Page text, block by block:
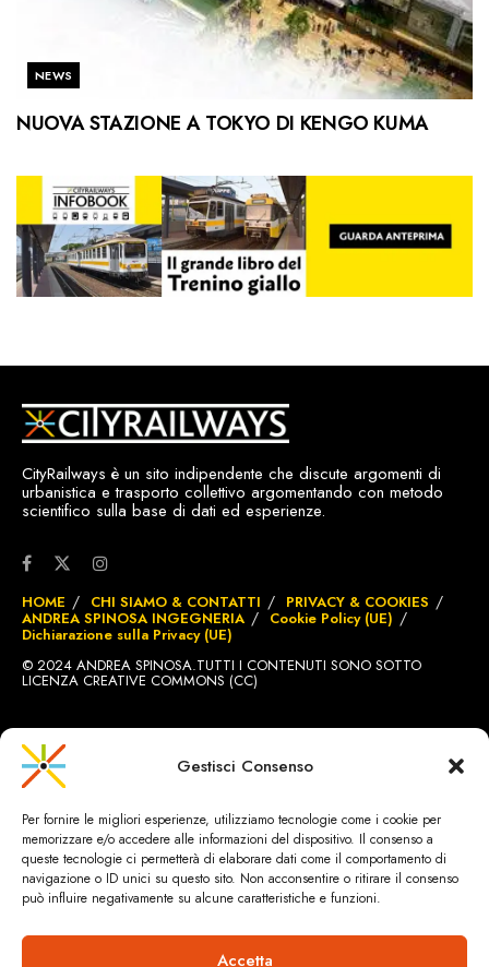
Gestisci Consenso
Per fornire le migliori esperienze, utilizziamo tecnologie come i cookie per
memorizzare e/o accedere alle informazioni del dispositivo. Il consenso a
queste tecnologie ci permetterà di elaborare dati come il comportamento di
navigazione o ID unici su questo sito. Non acconsentire o ritirare il consenso
può influire negativamente su alcune caratteristiche e funzioni.
Accetta
NEWS
NUOVA STAZIONE A TOKYO DI KENGO KUMA
CityRailways è un sito indipendente che discute argomenti di
urbanistica e trasporto collettivo argomentando con metodo
scientifico sulla base di dati ed esperienze.
HOME CHI SIAMO & CONTATTI PRIVACY & COOKIES
ANDREA SPINOSA INGEGNERIA Cookie Policy (UE)
Dichiarazione sulla Privacy (UE)
© 2024 ANDREA SPINOSA.TUTTI I CONTENUTI SONO SOTTO
LICENZA CREATIVE COMMONS (CC)